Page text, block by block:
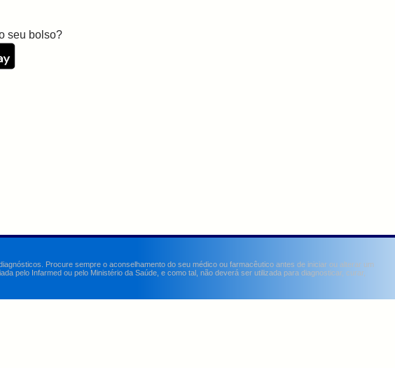
seu bolso?
Procure sempre o aconselhamento do seu médico ou farmacêutico antes de iniciar ou alterar um
pelo Infarmed ou pelo Ministério da Saúde, e como tal, não deverá ser utilizada para diagnosticar, curar,